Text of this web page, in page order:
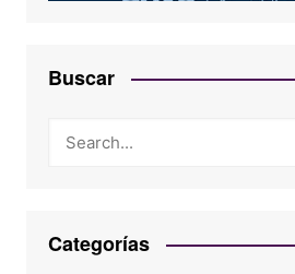
Buscar
Categorías